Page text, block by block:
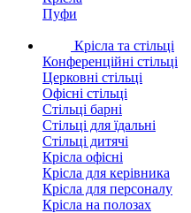
Пуфи
Крісла та стільці
Конференційні стільці
Церковні стільці
Офісні стільці
Стільці барні
Стільці для їдальні
Стільці дитячі
Крісла офісні
Крісла для керівника
Крісла для персоналу
Крісла на полозах